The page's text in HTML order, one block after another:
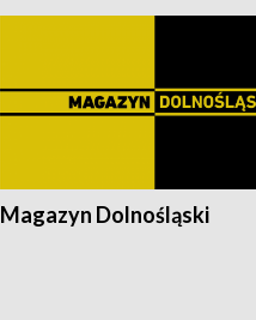
Magazyn Dolnośląski